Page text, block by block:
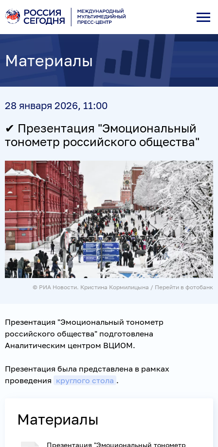
Материалы
28 января 2026, 11:00
✔ Презентация "Эмоциональный
тонометр российского общества"
© РИА Новости. Кристина Кормилицына / Перейти в фотобанк
Презентация "Эмоциональный тонометр
российского общества" подготовлена
Аналитическим центром ВЦИОМ.
Презентация была представлена в рамках
проведения круглого стола .
Материалы
Презентация "Эмоциональный тонометр